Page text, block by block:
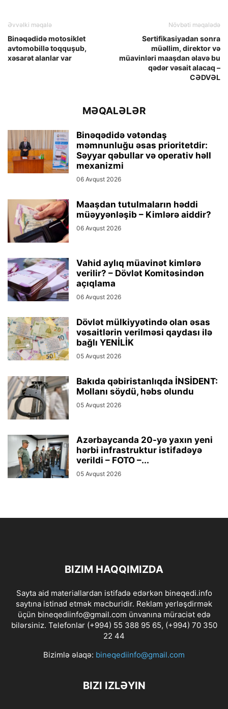
Əvvəlki məqalə
Binəqədidə motosiklet
avtomobillə toqquşub,
xəsarət alanlar var
Növbəti məqalədə
Sertifikasiyadan sonra
müəllim, direktor və
müavinləri maaşdan əlavə bu
qədər vəsait alacaq –
CƏDVƏL
MƏQALƏLƏR
Binəqədidə vətəndaş
məmnunluğu əsas prioritetdir:
Səyyar qəbullar və operativ həll
mexanizmi
06 Avqust 2026
Maaşdan tutulmaların həddi
müəyyənləşib – Kimlərə aiddir?
06 Avqust 2026
Vahid aylıq müavinət kimlərə
verilir? – Dövlət Komitəsindən
açıqlama
06 Avqust 2026
Dövlət mülkiyyətində olan əsas
vəsaitlərin verilməsi qaydası ilə
bağlı YENİLİK
05 Avqust 2026
Bakıda qəbiristanlıqda İNSİDENT:
Mollanı söydü, həbs olundu
05 Avqust 2026
Azərbaycanda 20-yə yaxın yeni
hərbi infrastruktur istifadəyə
verildi – FOTO –...
05 Avqust 2026
BIZIM HAQQIMIZDA
Sayta aid materiallardan istifadə edərkən bineqedi.info
saytına istinad etmək məcburidir. Reklam yerləşdirmək
üçün bineqediinfo@gmail.com ünvanına müraciət edə
bilərsiniz. Telefonlar (+994) 55 388 95 65, (+994) 70 350
22 44
Bizimlə əlaqə: bineqediinfo@gmail.com
BIZI IZLƏYIN